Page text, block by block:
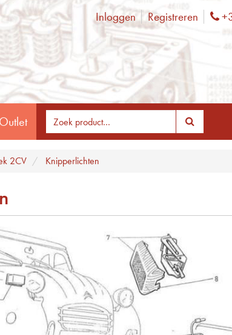
Inloggen Registreren
Outlet
2CV Knipperlichten